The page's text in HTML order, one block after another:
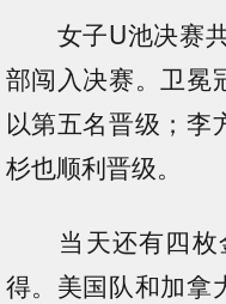
女子U池决赛共
部闯入决赛。卫冕
以第五名晋级；李
杉也顺利晋级。
当天还有四枚
得。美国队和加拿